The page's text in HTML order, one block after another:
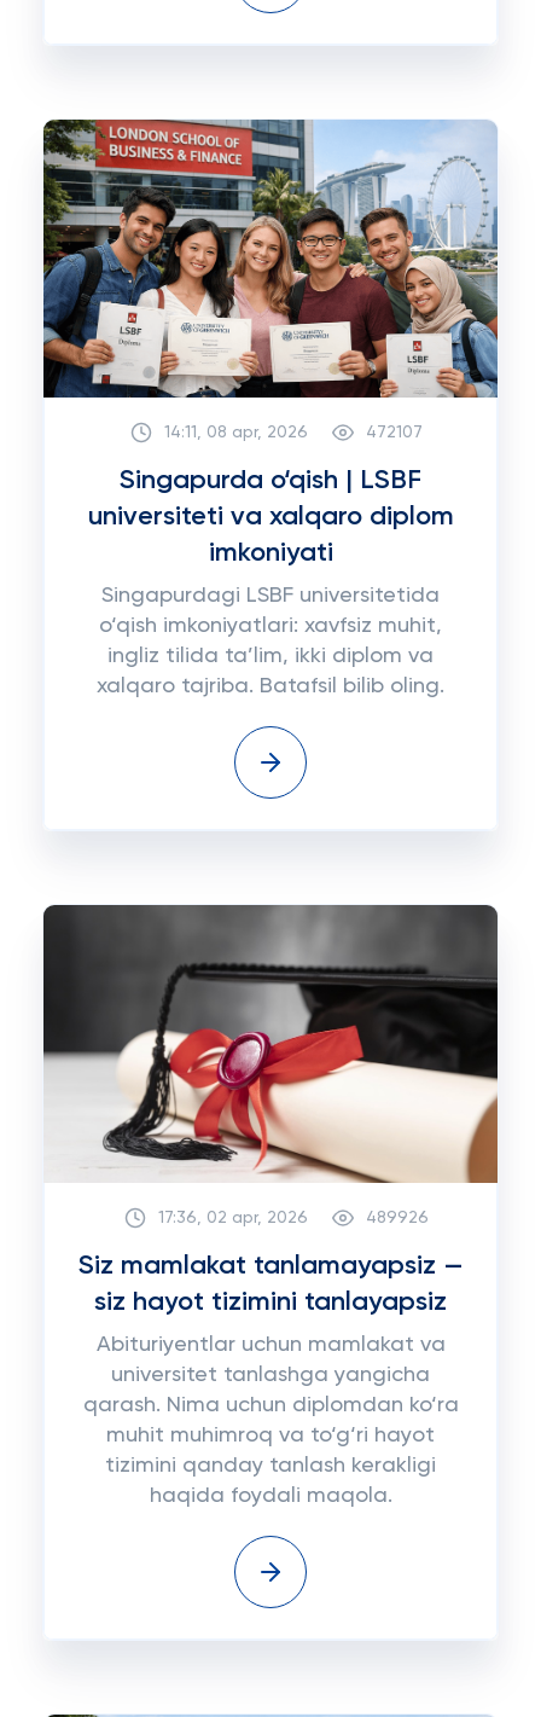
14:11, 08 apr, 2026 472107
Singapurda o‘qish | LSBF
universiteti va xalqaro diplom
imkoniyati
Singapurdagi LSBF universitetida
o‘qish imkoniyatlari: xavfsiz muhit,
ingliz tilida ta’lim, ikki diplom va
xalqaro tajriba. Batafsil bilib oling.
17:36, 02 apr, 2026 489926
Siz mamlakat tanlamayapsiz —
siz hayot tizimini tanlayapsiz
Abituriyentlar uchun mamlakat va
universitet tanlashga yangicha
qarash. Nima uchun diplomdan ko‘ra
muhit muhimroq va to‘g‘ri hayot
tizimini qanday tanlash kerakligi
haqida foydali maqola.